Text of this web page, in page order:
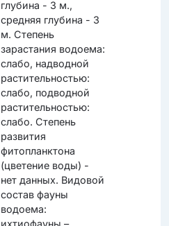
глубина - 3 м.,
средняя глубина - 3
м. Степень
зарастания водоема:
слабо, надводной
растительностью:
слабо, подводной
растительностью:
слабо. Степень
развития
фитопланктона
(цветение воды) -
нет данных. Видовой
состав фауны
водоема:
ихтиофауны –